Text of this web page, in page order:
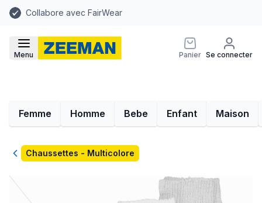
Collabore avec FairWear
Menu Panier Se connecter
Femme Homme Bebe Enfant Maison
RetourChaussettes - Multicolore